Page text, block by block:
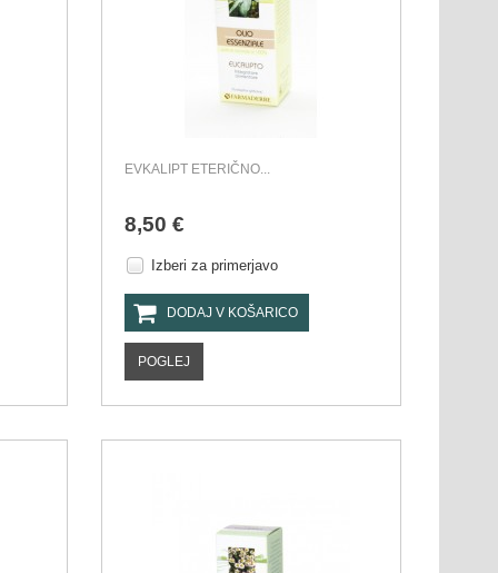
EVKALIPT ETERIČNO...
8,50 €
Izberi za primerjavo
DODAJ V KOŠARICO
POGLEJ